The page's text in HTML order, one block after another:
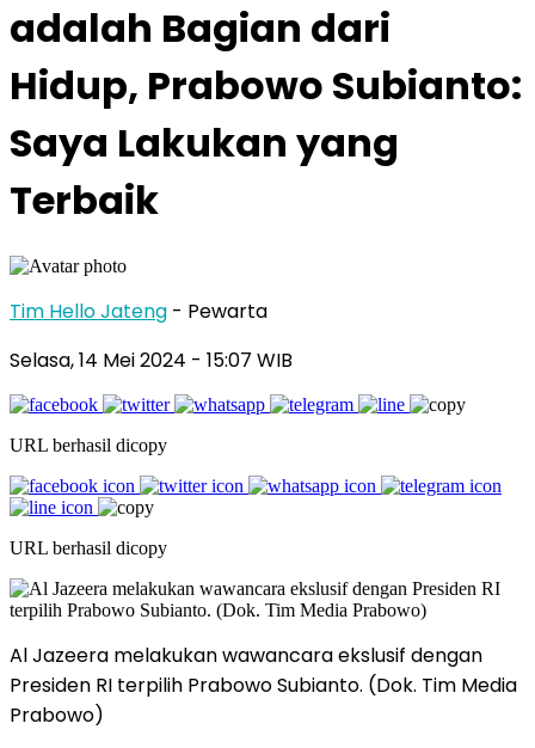
adalah Bagian dari
Hidup, Prabowo Subianto:
Saya Lakukan yang
Terbaik
Tim Hello Jateng - Pewarta
Selasa, 14 Mei 2024 - 15:07 WIB
URL berhasil dicopy
URL berhasil dicopy
Al Jazeera melakukan wawancara ekslusif dengan
Presiden RI terpilih Prabowo Subianto. (Dok. Tim Media
Prabowo)